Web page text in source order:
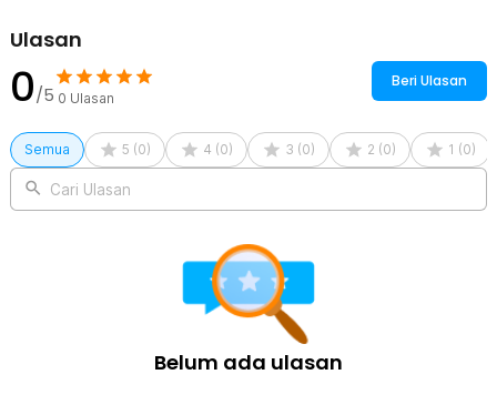
Ulasan
0/5 0 Ulasan
Beri Ulasan
Semua 5 (0) 4 (0) 3 (0) 2 (0) 1 (0)
Cari Ulasan
Belum ada ulasan